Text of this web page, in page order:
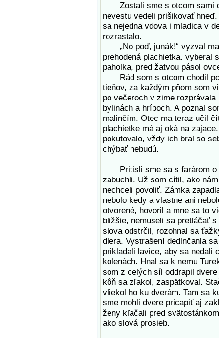
Zostali sme s otcom sami
nevestu vedeli prišikovať
sa nejedna vdova i mladica v
rozrastalo.
„No poď, junák!“ vyzval ma
prehodená plachietka, vyberal
paholka, pred žatvou pásol
Rád som s otcom chodil po
tieňov, za každým pňom som
po večeroch v zime
bylinách a hríboch. A poznal
malinčím. Otec ma teraz učil
plachietke má aj oká na
pokutovalo, vždy ich bral so
chýbať nebudú.
Pritisli sme sa s farárom o
zabuchli. Už som cítil, ako
nechceli povoliť. Zámka
nebolo kedy a vlastne ani
otvorené, hovoril a mne sa to
bližšie, nemuseli sa pretláčať
slova odstrčil, rozohnal sa
diera. Vystrašení dedinčania
prikladali lavice, aby sa nedali
kolenách. Hnal sa k nemu
som z celých síl oddrapil
kôň sa zľakol, zaspätkoval.
vliekol ho ku dverám. Tam sa
sme mohli dvere pricapiť aj
ženy kľačali pred
ako slová prosieb.